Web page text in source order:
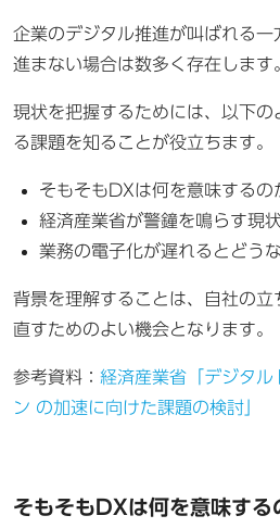
企業のデジタル推進が叫ばれる
進まない場合は数多く存在します
現状を把握するためには、以下
る課題を知ることが役立ちます。
そもそもDXは何を意味するの
経済産業省が警鐘を鳴らす現
業務の電子化が遅れるとどう
背景を理解することは、自社の
直すためのよい機会となります。
参考資料： 経済産業省「デジタル
ン の加速に向けた課題の検討」
そもそもDXは何を意味する